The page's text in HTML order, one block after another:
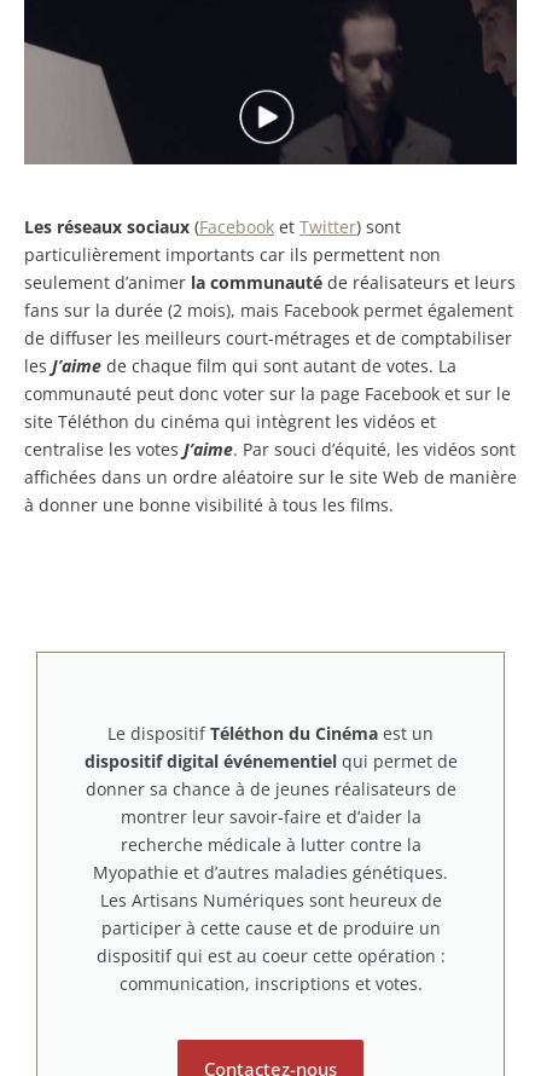
Les réseaux sociaux (Facebook et Twitter) sont
particulièrement importants car ils permettent non
seulement d’animer la communauté de réalisateurs et leurs
fans sur la durée (2 mois), mais Facebook permet également
de diffuser les meilleurs court-métrages et de comptabiliser
les J’aime de chaque film qui sont autant de votes. La
communauté peut donc voter sur la page Facebook et sur le
site Téléthon du cinéma qui intègrent les vidéos et
centralise les votes J’aime. Par souci d’équité, les vidéos sont
affichées dans un ordre aléatoire sur le site Web de manière
à donner une bonne visibilité à tous les films.
Le dispositifTéléthon du Cinéma est un
dispositif digital événementielqui permet de
donner sa chance à de jeunes réalisateurs de
montrer leur savoir-faire et d’aider la
recherche médicale à lutter contre la
Myopathie et d’autres maladies génétiques.
Les Artisans Numériques sont heureux de
participer à cette cause et de produire un
dispositif qui est au coeur cette opération :
communication, inscriptions et votes.
Contactez-nous